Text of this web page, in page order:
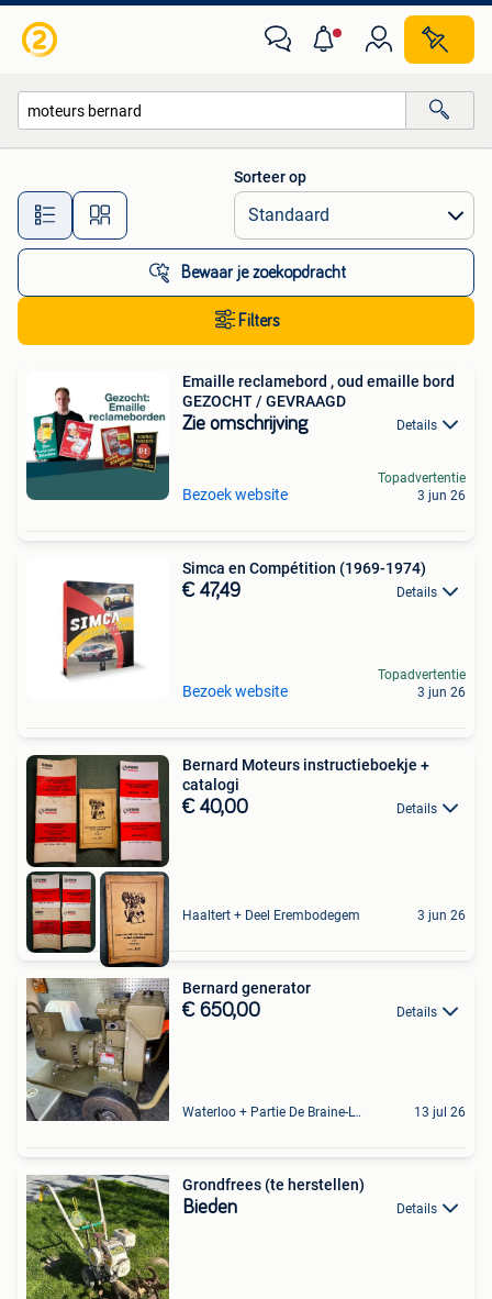
Alle afstanden…
Sorteer op
Bewaar je zoekopdracht
Filters
Emaille reclamebord , oud emaille bord
GEZOCHT / GEVRAAGD
Zie omschrijving Details
Bezoek website
Topadvertentie
3 jun 26
Simca en Compétition (1969-1974)
€ 47,49 Details
Bezoek website
Topadvertentie
3 jun 26
Bernard Moteurs instructieboekje +
catalogi
€ 40,00 Details
Haaltert + Deel Erembodegem 3 jun 26
Bernard generator
€ 650,00 Details
Waterloo + Partie De Braine-L'Alleud, De Ohain 13 jul 26
Grondfrees (te herstellen)
Bieden Details